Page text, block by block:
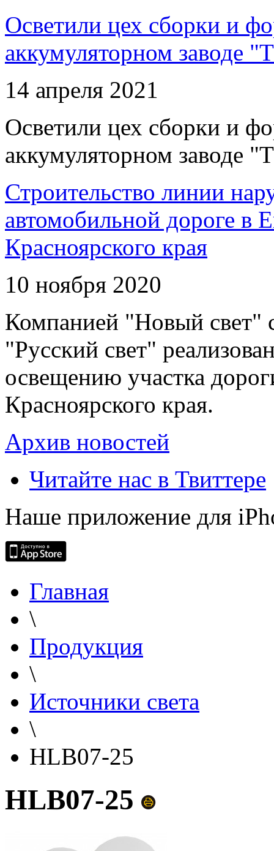
Осветили цех сборки и
аккумуляторном заводе
14 апреля 2021
Осветили цех сборки и
аккумуляторном заводе
Строительство линии
автомобильной дороге в
Красноярского края
10 ноября 2020
Компанией "Новый свет"
"Русский свет"
освещению участка
Красноярского края.
Архив новостей
Читайте нас в Твиттере
Наше приложение для
Главная
\
Продукция
\
Источники света
\
HLB07-25
HLB07-25